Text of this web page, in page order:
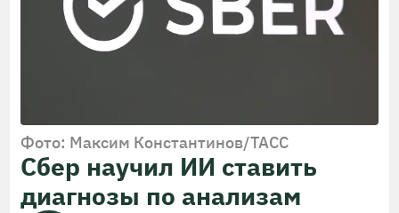
Фото: Максим Константинов/ТАСС
Сбер научил ИИ ставить
диагнозы по анализам